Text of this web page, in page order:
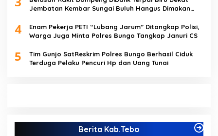
Jembatan Kembar Sungai Buluh Hangus Dimakan
4
Enam Pekerja PETI “Lubang Jarum” Ditangkap Polisi,
Warga Juga Minta Polres Bungo Tangkap Januri CS
5
Tim Gunjo SatReskrim Polres Bungo Berhasil Ciduk
Terduga Pelaku Pencuri Hp dan Uang Tunai
Berita Kab.Tebo